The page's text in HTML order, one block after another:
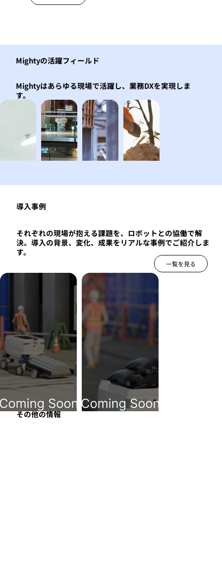
Mightyの活躍フィールド
Mightyはあらゆる現場で活躍し、業務DXを実現しま
す。
導入事例
それぞれの現場が抱える課題を、ロボットとの協働で解
決。導入の背景、変化、成果をリアルな事例でご紹介しま
す。
一覧を見る
その他の情報